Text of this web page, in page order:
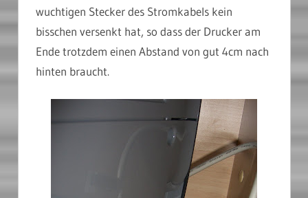
wuchtigen Stecker des Stromkabels kein
bisschen versenkt hat, so dass der Drucker am
Ende trotzdem einen Abstand von gut 4cm nach
hinten braucht.